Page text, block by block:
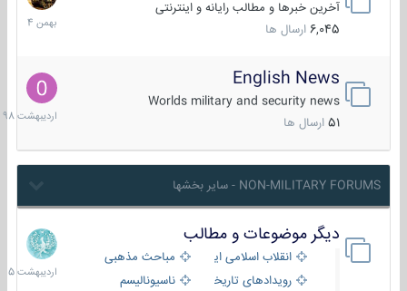
آخرین خبرها و مطالب رایانه و اینترنتی
6,045 ارسال ها
بهمن
1404
English News
Worlds military and security news
51 ارسال ها
10
1398
NON-MILITARY FORUMS - سایر بخشها
دیگر موضوعات و مطالب
انقلاب اسلامی ایران
مباحث مذهبی
رویدادهای تاریخی و مذهبیناسیونالیسم
8
1405